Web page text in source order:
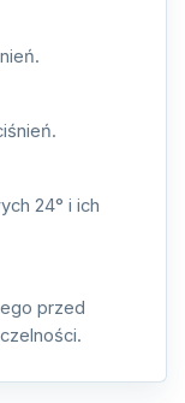
24° i ich
przed